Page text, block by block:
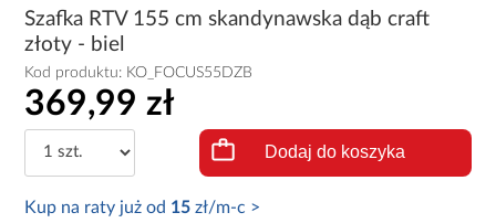
Szafka RTV 155 cm skandynawska dąb craft
złoty - biel
Kod produktu: KO_FOCUS55DZB
369,99 zł
Dodaj do koszyka
Kup na raty już od 15 zł/m-c >